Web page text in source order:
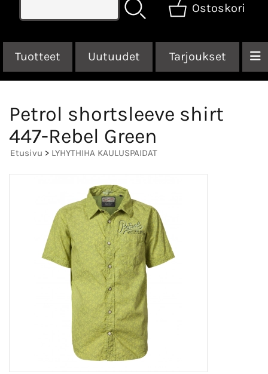
Ostoskori
Tuotteet Uutuudet Tarjoukset
Petrol shortsleeve shirt
447-Rebel Green
Etusivu > LYHYTHIHA KAULUSPAIDAT